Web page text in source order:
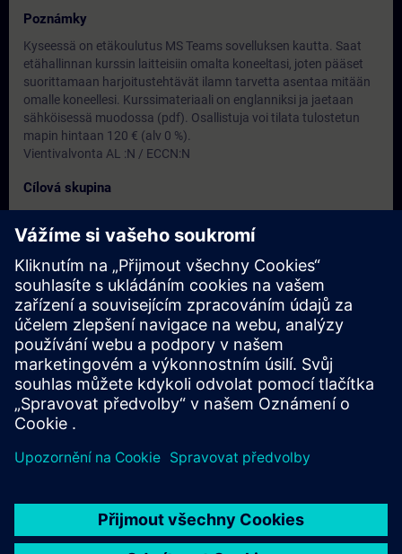
Poznámky
Kyseessä on etäkoulutus MS Teams sovelluksen kautta. Saat
etähallinnan kurssin laitteisiin omalta koneeltasi, joten pääset
suorittamaan harjoitustehtävät ilamn tarvetta asentaa mitään
omalle koneellesi. Kurssimateriaali on englanniksi ja jaetaan
sähköisessä muodossa (pdf). Osallistuja voi tilata tulostetun
mapin hintaan 120 € (alv 0 %).
Vientivalvonta AL :N / ECCN:N
Cílová skupina
- Automaatio- ja käyttöönottoinsinöörit
Termíny a registrace
Momentálně nejsou k dispozici žádné události
Zapište se na seznam požadavků a obdržíte upozornění, jakmile
budou k dispozici nové termíny.
Aktivujte službu upozornění